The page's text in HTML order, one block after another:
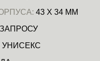
43 X 34 ММ
УНИСЕКС